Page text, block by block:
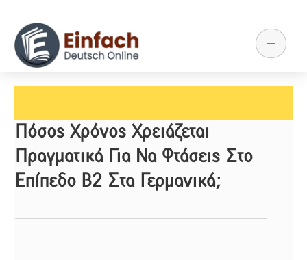
Πόσος Χρόνος Χρειάζεται
Πραγματικά Για Να Φτάσεις Στο
Επίπεδο Β2 Στα Γερμανικά;